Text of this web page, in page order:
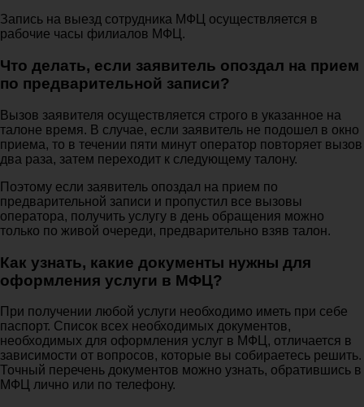
Запись на выезд сотрудника МФЦ осуществляется в
рабочие часы филиалов МФЦ.
Что делать, если заявитель опоздал на прием
по предварительной записи?
Вызов заявителя осуществляется строго в указанное на
талоне время. В случае, если заявитель не подошел в окно
приема, то в течении пяти минут оператор повторяет вызов
два раза, затем переходит к следующему талону.
Поэтому если заявитель опоздал на прием по
предварительной записи и пропустил все вызовы
оператора, получить услугу в день обращения можно
только по живой очереди, предварительно взяв талон.
Как узнать, какие документы нужны для
оформления услуги в МФЦ?
При получении любой услуги необходимо иметь при себе
паспорт. Список всех необходимых документов,
необходимых для оформления услуг в МФЦ, отличается в
зависимости от вопросов, которые вы собираетесь решить.
Точный перечень документов можно узнать, обратившись в
МФЦ лично или по телефону.